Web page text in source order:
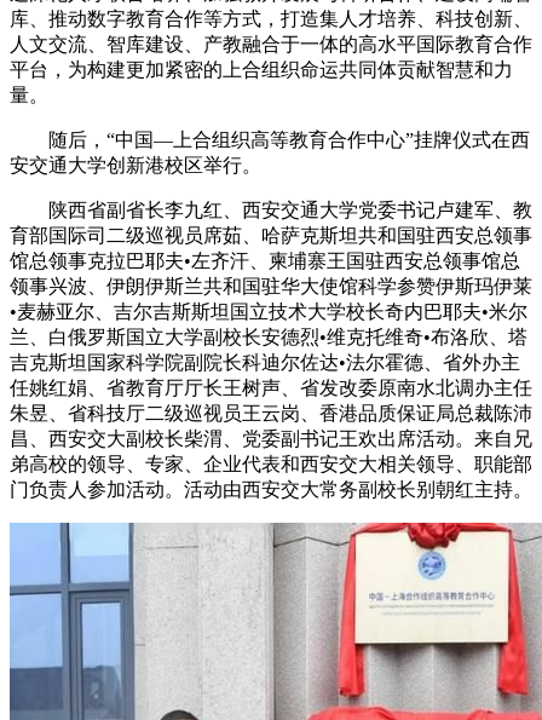
库、推动数字教育合作等方式，打造集人才培养、科技创新、
人文交流、智库建设、产教融合于一体的高水平国际教育合作
平台，为构建更加紧密的上合组织命运共同体贡献智慧和力
量。
随后，“中国—上合组织高等教育合作中心”挂牌仪式在西
安交通大学创新港校区举行。
陕西省副省长李九红、西安交通大学党委书记卢建军、教
育部国际司二级巡视员席茹、哈萨克斯坦共和国驻西安总领事
馆总领事克拉巴耶夫•左齐汗、柬埔寨王国驻西安总领事馆总
领事兴波、伊朗伊斯兰共和国驻华大使馆科学参赞伊斯玛伊莱
•麦赫亚尔、吉尔吉斯斯坦国立技术大学校长奇内巴耶夫•米尔
兰、白俄罗斯国立大学副校长安德烈•维克托维奇•布洛欣、塔
吉克斯坦国家科学院副院长科迪尔佐达•法尔霍德、省外办主
任姚红娟、省教育厅厅长王树声、省发改委原南水北调办主任
朱昱、省科技厅二级巡视员王云岗、香港品质保证局总裁陈沛
昌、西安交大副校长柴渭、党委副书记王欢出席活动。来自兄
弟高校的领导、专家、企业代表和西安交大相关领导、职能部
门负责人参加活动。活动由西安交大常务副校长别朝红主持。